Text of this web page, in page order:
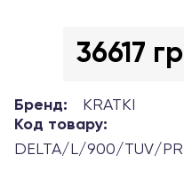
36617
Бренд:
KRATKI
Код товару:
DELTA/L/900/TUV/